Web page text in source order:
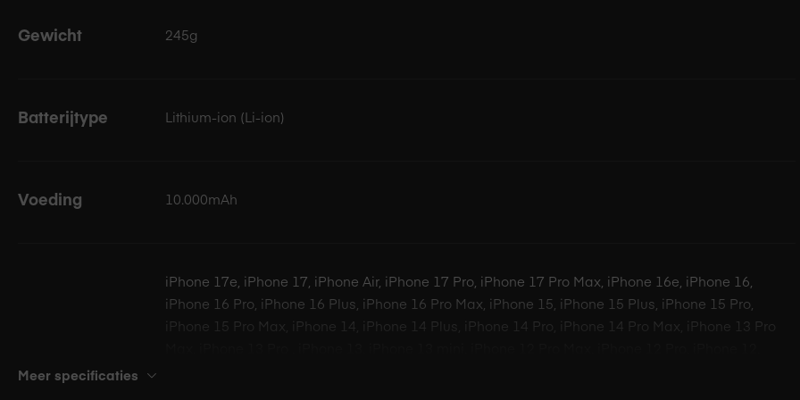
Gewicht 245g
Batterijtype Lithium-ion (Li-ion)
Voeding 10.000mAh
iPhone 17e, iPhone 17, iPhone Air, iPhone 17 Pro, iPhone 17 Pro Max, iPhone 16e, iPhone 16,
iPhone 16 Pro, iPhone 16 Plus, iPhone 16 Pro Max, iPhone 15, iPhone 15 Plus, iPhone 15 Pro,
iPhone 15 Pro Max, iPhone 14, iPhone 14 Plus, iPhone 14 Pro, iPhone 14 Pro Max, iPhone 13 Pro
Meer specificaties